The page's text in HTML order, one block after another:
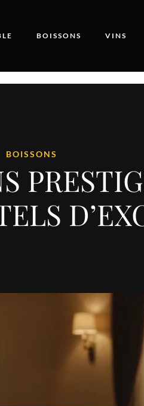
BOISSONS VINS
BOISSONS